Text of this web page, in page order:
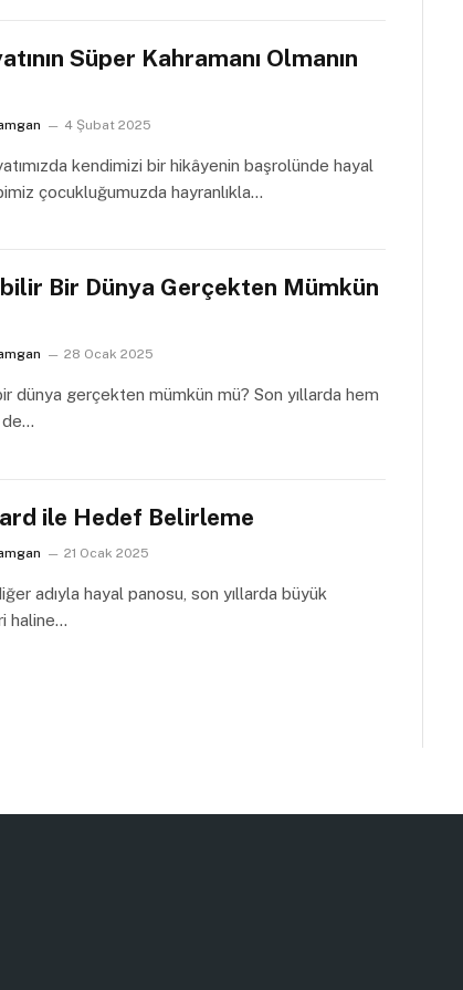
Süper Kahramanı Olmanın
4 Şubat 2025
kendimizi bir hikâyenin başrolünde hayal
çocukluğumuzda hayranlıkla…
Bir Dünya Gerçekten Mümkün
28 Ocak 2025
dünya gerçekten mümkün mü? Son yıllarda hem
de…
ile Hedef Belirleme
21 Ocak 2025
adıyla hayal panosu, son yıllarda büyük
haline…